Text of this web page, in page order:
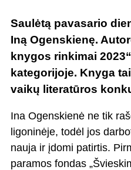
Saulėtą pavasario
Iną Ogenskienę.
knygos rinkimai
kategorijoje. Knyga
vaikų literatūros
Ina Ogenskienė ne tik
ligoninėje, todėl jos
nauja ir įdomi patirtis.
paramos fondas